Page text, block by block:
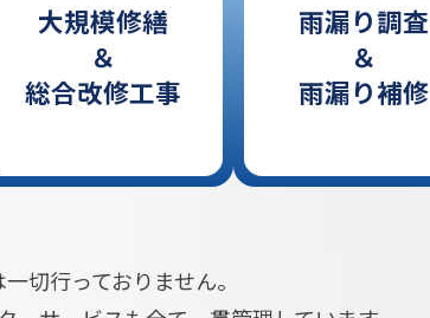
大規模修繕
＆
総合改修工事
雨漏り調査
＆
雨漏り補修
切行っておりません。